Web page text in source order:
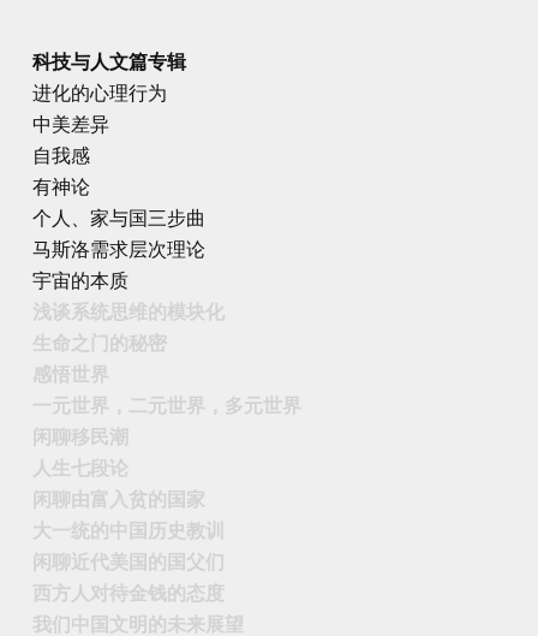
科技与人文篇专辑
进化的心理行为
中美差异
自我感
有神论
个人、家与国三步曲
马斯洛需求层次理论
宇宙的本质
浅谈系统思维的模块化
生命之门的秘密
感悟世界
一元世界，二元世界，多元世界
闲聊移民潮
人生七段论
闲聊由富入贫的国家
大一统的中国历史教训
闲聊近代美国的国父们
西方人对待金钱的态度
我们中国文明的未来展望